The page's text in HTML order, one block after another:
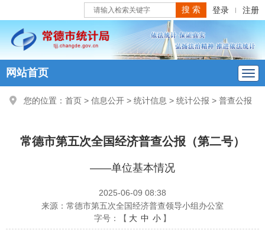
登录 | 注册
网站首页
您的位置： 首页 > 信息公开 > 统计信息 > 统计公报 > 普查公报
常德市第五次全国经济普查公报（第二号）
——单位基本情况
2025-06-09 08:38
来源：常德市第五次全国经济普查领导小组办公室
字号：【 大 中 小 】